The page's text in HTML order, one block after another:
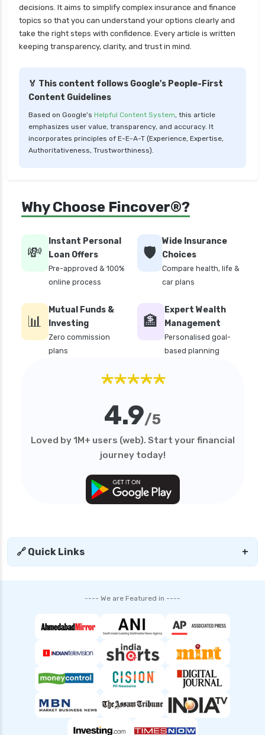
decisions. It aims to simplify complex insurance and finance
topics so that you can understand your options clearly and
take the right steps with confidence. Every article is written
keeping transparency, clarity, and trust in mind.
🏅 This content follows Google's People-First
Content Guidelines
Based on Google's Helpful Content System, this article
emphasizes user value, transparency, and accuracy. It
incorporates principles of E-E-A-T (Experience, Expertise,
Authoritativeness, Trustworthiness).
Why Choose Fincover®?
💸
Instant Personal
Loan Offers
Pre-approved & 100%
online process
🛡️
Wide Insurance
Choices
Compare health, life &
car plans
📊
Mutual Funds &
Investing
Zero commission
plans
🏦
Expert Wealth
Management
Personalised goal-
based planning
★★★★★
4.9/5
Loved by 1M+ users (web). Start your financial
journey today!
🔗 Quick Links +
---- We are Featured in ----